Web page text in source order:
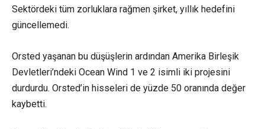
Sektördeki tüm zorluklara rağmen şirket, yıllık hedefini
güncellemedi.
Orsted yaşanan bu düşüşlerin ardından Amerika Birleşik
Devletleri’ndeki Ocean Wind 1 ve 2 isimli iki projesini
durdurdu. Orsted’in hisseleri de yüzde 50 oranında değer
kaybetti.